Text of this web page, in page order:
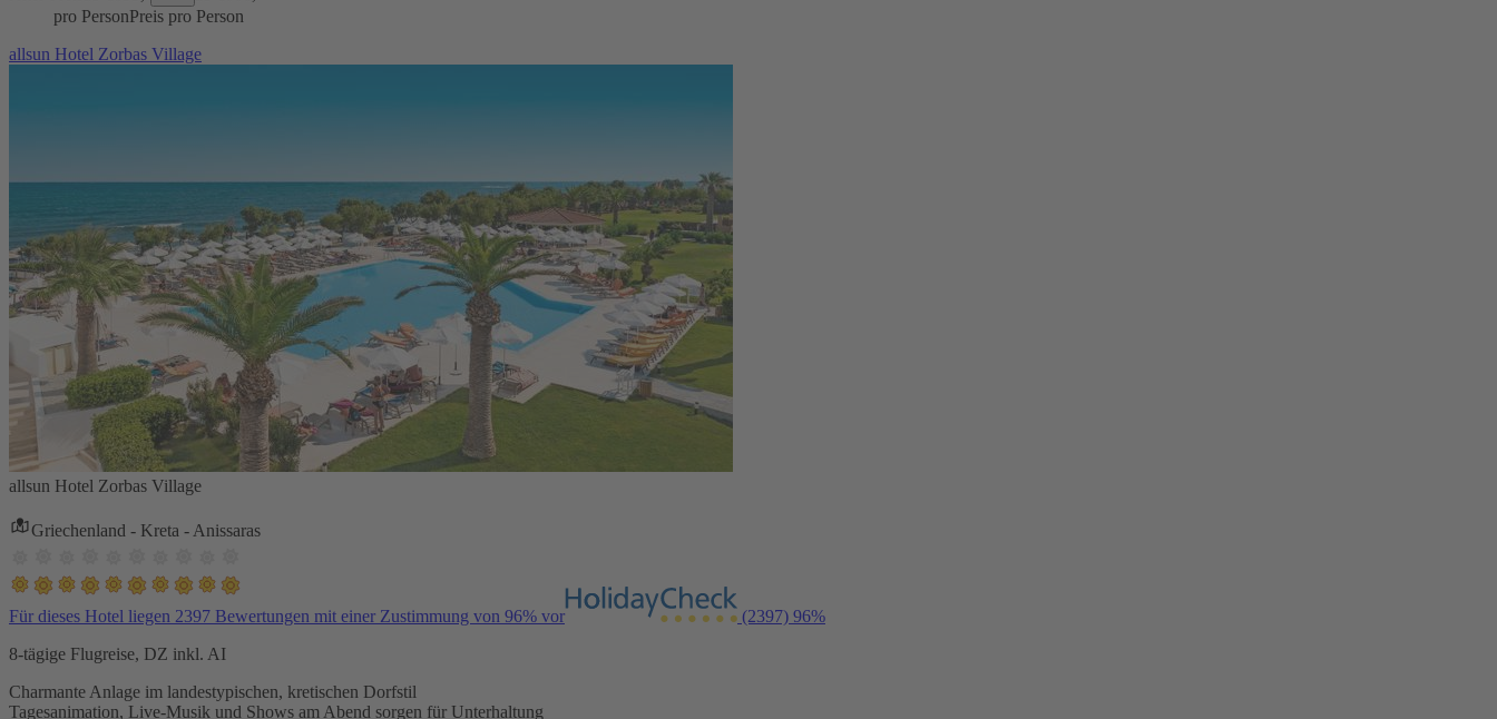
pro PersonPreis pro Person
allsun Hotel Zorbas Village
allsun Hotel Zorbas Village
Griechenland - Kreta - Anissaras
Für dieses Hotel liegen 2397 Bewertungen mit einer Zustimmung von 96% vor (2397) 96%
8-tägige Flugreise, DZ inkl. AI
Charmante Anlage im landestypischen, kretischen Dorfstil
Tagesanimation, Live-Musik und Shows am Abend sorgen für Unterhaltung